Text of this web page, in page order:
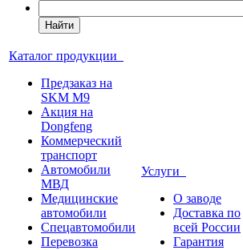
Найти
Каталог продукции
Предзаказ на
SKM M9
Акция на
Dongfeng
Коммерческий
транспорт
Автомобили
МВД
Медицинские
автомобили
Спецавтомобили
Перевозка
Услуги
О заводе
Доставка по
всей России
Гарантия